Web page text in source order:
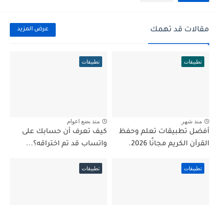
مقالات قد تهمك عرض المزيد
تطبيقات
منذ شهر
أفضل تطبيقات تعلم وحفظ
القرآن الكريم مجانًا 2026.
تطبيقات
منذ بضع اعوام
كيف تعرف أن حسابك على
واتساب قد تم اختراقه؟...
تطبيقات تطبيقات